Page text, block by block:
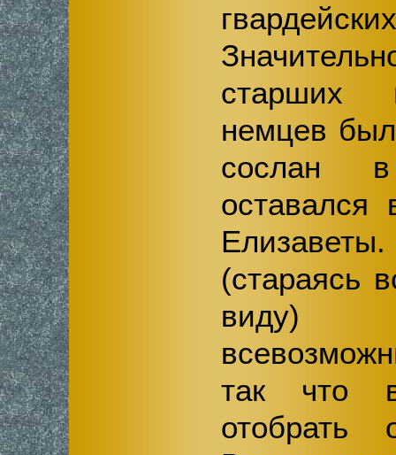
старших
немцев
сослан
оставался
(стараясь
виду)
так что
отобрать